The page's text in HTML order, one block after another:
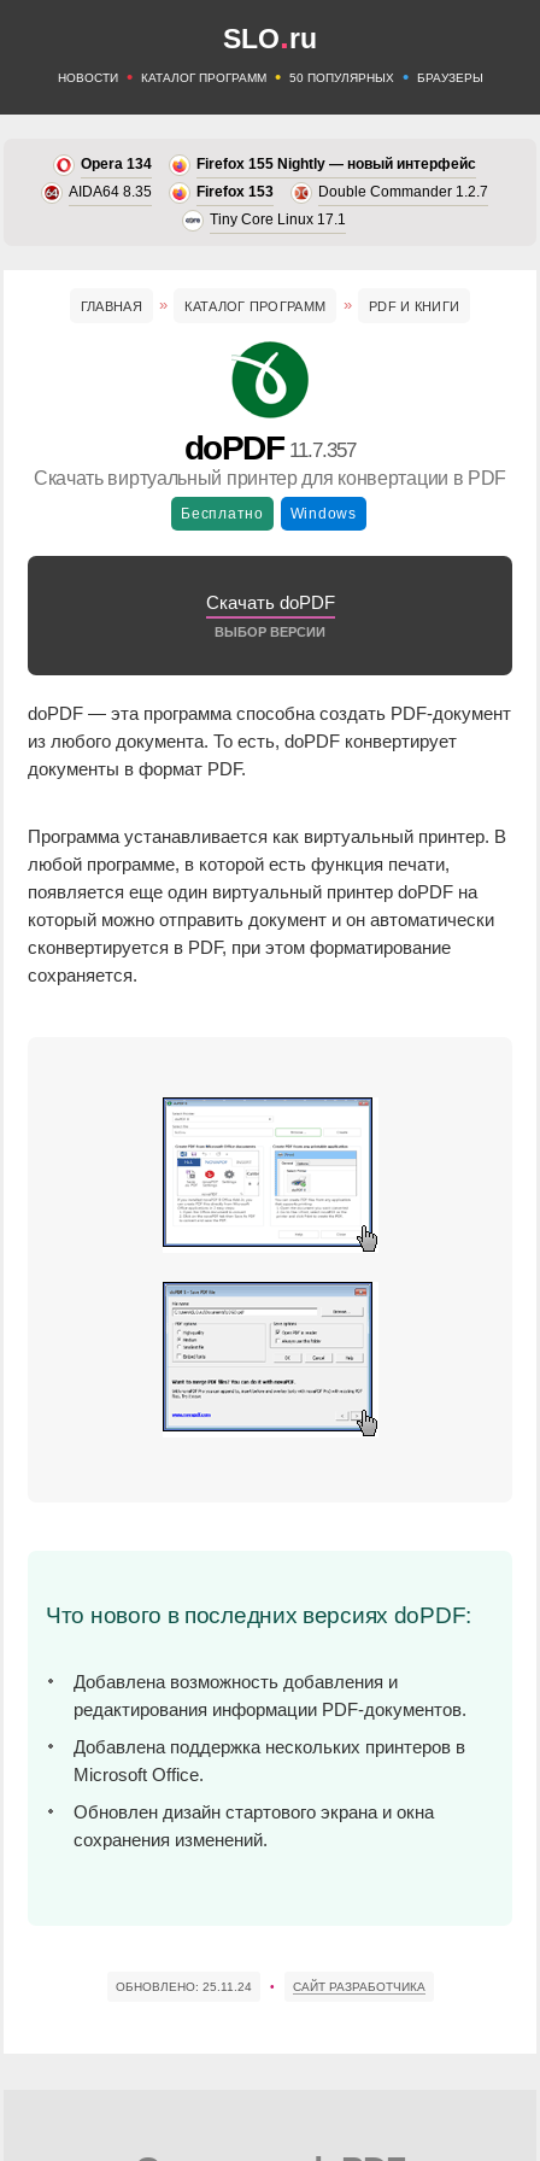
SLO.ru
НОВОСТИ • КАТАЛОГ ПРОГРАММ • 50 ПОПУЛЯРНЫХ • БРАУЗЕРЫ
Opera 134
Firefox 155 Nightly — новый интерфейс
AIDA64 8.35
Firefox 153
Double Commander 1.2.7
Tiny Core Linux 17.1
ГЛАВНАЯ КАТАЛОГ ПРОГРАММ PDF И КНИГИ
doPDF 11.7.357
Скачать виртуальный принтер для конвертации в PDF
Бесплатно Windows
Скачать doPDF
ВЫБОР ВЕРСИИ
doPDF — эта программа способна создать PDF-документ
из любого документа. То есть, doPDF конвертирует
документы в формат PDF.
Программа устанавливается как виртуальный принтер. В
любой программе, в которой есть функция печати,
появляется еще один виртуальный принтер doPDF на
который можно отправить документ и он автоматически
сконвертируется в PDF, при этом форматирование
сохраняется.
Что нового в последних версиях doPDF:
Добавлена возможность добавления и
редактирования информации PDF-документов.
Добавлена поддержка нескольких принтеров в
Microsoft Office.
Обновлен дизайн стартового экрана и окна
сохранения изменений.
ОБНОВЛЕНО: 25.11.24 • САЙТ РАЗРАБОТЧИКА